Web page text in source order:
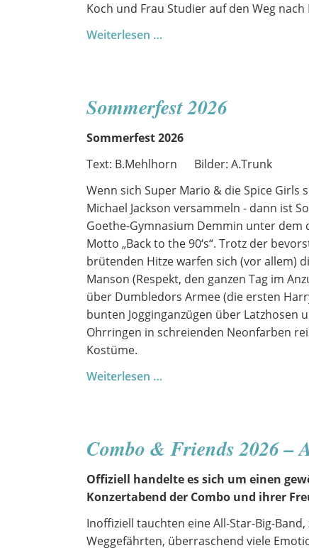
Koch und Frau Studier auf den Weg nach
Weiterlesen …
Sommerfest 2026
Sommerfest 2026
Text: B.Mehlhorn Bilder: A.Trunk
Wenn sich Super Mario & die Spice Girls
Michael Jackson versammeln - dann ist
Goethe-Gymnasium Demmin unter dem
Motto „Back to the 90‘s“. Trotz der
brütenden Hitze warfen sich (vor allem)
Manson (Respekt, den ganzen Tag im
über Dumbledors Armee (die ersten
bunten Jogginganzügen über Latzhosen
Ohrringen in schreienden Neonfarben
Kostüme.
Weiterlesen …
Combo & Friends 2026 –
Offiziell handelte es sich um einen
Konzertabend der Combo und ihrer
Inoffiziell tauchten eine All-Star-Big-
Weggefährten, überraschend viele